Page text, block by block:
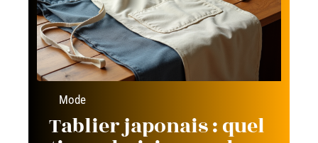
Mode
Tablier japonais : quel